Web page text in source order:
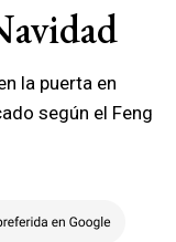
la puerta en
según el Feng